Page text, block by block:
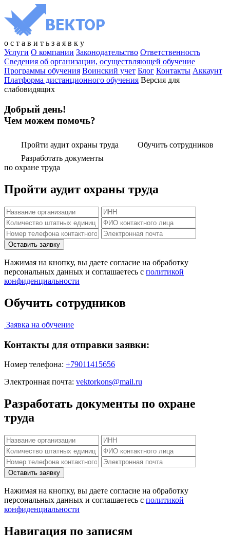
о с т а в и т ь з а я в к у
Услуги О компании Законодательство Ответственность
Сведения об организации, осуществляющей обучение
Программы обучения Воинский учет Блог Контакты Аккаунт
Платформа дистанционного обучения Версия для
слабовидящих
Добрый день!
Чем можем помочь?
Пройти аудит охраны труда
Обучить сотрудников
Разработать документы
по охране труда
Пройти аудит охраны труда
Нажимая на кнопку, вы даете согласие на обработку
персональных данных и соглашаетесь c политикой
конфиденциальности
Обучить сотрудников
Заявка на обучение
Контакты для отправки заявки:
Номер телефона: +79011415656
Электронная почта: vektorkons@mail.ru
Разработать документы по охране
труда
Нажимая на кнопку, вы даете согласие на обработку
персональных данных и соглашаетесь c политикой
конфиденциальности
Навигация по записям